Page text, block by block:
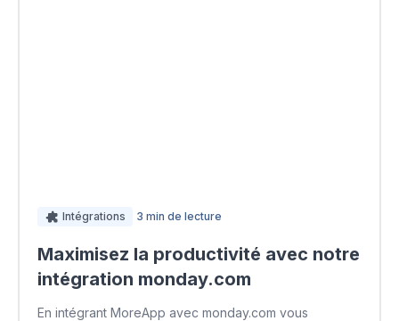
Intégrations 3 min de lecture
Maximisez la productivité avec notre
intégration monday.com
En intégrant MoreApp avec monday.com vous